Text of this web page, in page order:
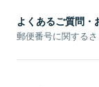
よくあるご質問・
郵便番号に関する